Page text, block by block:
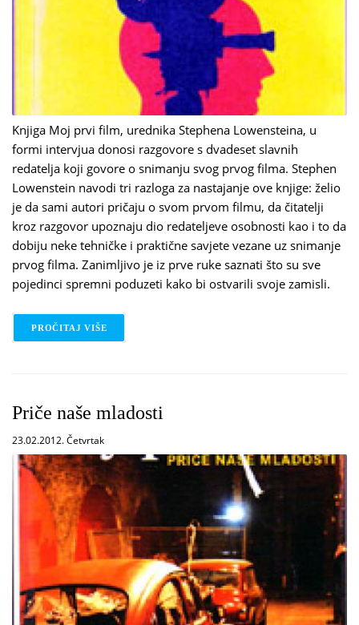
Knjiga Moj prvi film, urednika Stephena Lowensteina, u
formi intervjua donosi razgovore s dvadeset slavnih
redatelja koji govore o snimanju svog prvog filma. Stephen
Lowenstein navodi tri razloga za nastajanje ove knjige: želio
je da sami autori pričaju o svom prvom filmu, da čitatelji
kroz razgovor upoznaju dio redateljeve osobnosti kao i to da
dobiju neke tehničke i praktične savjete vezane uz snimanje
prvog filma. Zanimljivo je iz prve ruke saznati što su sve
pojedinci spremni poduzeti kako bi ostvarili svoje zamisli.
PROČITAJ VIŠE
Priče naše mladosti
23.02.2012. Četvrtak